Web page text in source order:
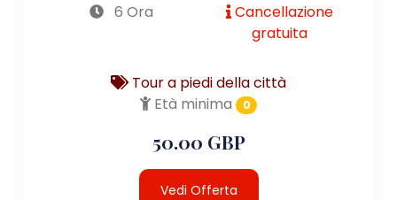
6 Ora
Cancellazione
gratuita
Tour a piedi della città
Età minima
0
50.00 GBP
Vedi Offerta